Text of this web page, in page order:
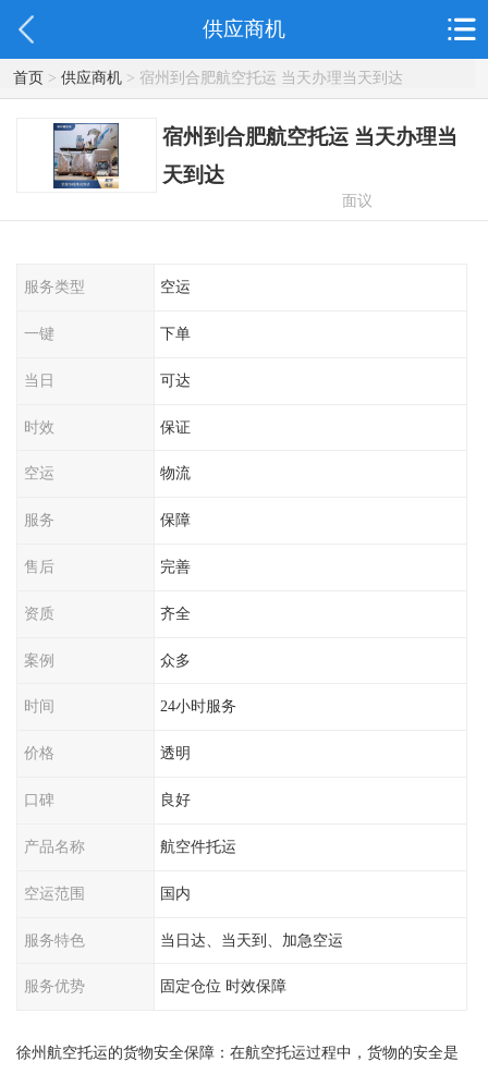
供应商机
首页> 供应商机> 宿州到合肥航空托运 当天办理当天到达
宿州到合肥航空托运 当天办理当
天到达
面议
服务类型 空运
一键 下单
当日 可达
时效 保证
空运 物流
服务 保障
售后 完善
资质 齐全
案例 众多
时间 24小时服务
价格 透明
口碑 良好
产品名称 航空件托运
空运范围 国内
服务特色 当日达、当天到、加急空运
服务优势 固定仓位 时效保障
徐州航空托运的货物安全保障：在航空托运过程中，货物的安全是